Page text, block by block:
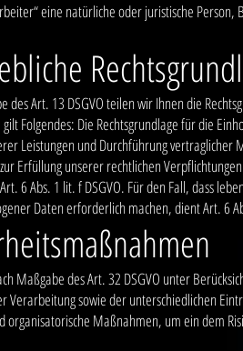
eine natürliche oder juristische
des Art. 13 DSGVO teilen wir Ihnen die
Folgendes: Die Rechtsgrundlage für die
Leistungen und Durchführung vertraglicher
Erfüllung unserer rechtlichen
6 Abs. 1 lit. f DSGVO. Für den Fall, dass
Daten erforderlich machen, dient Art. 6
Maßgabe des Art. 32 DSGVO unter
Verarbeitung sowie der unterschiedlichen
organisatorische Maßnahmen, um ein dem